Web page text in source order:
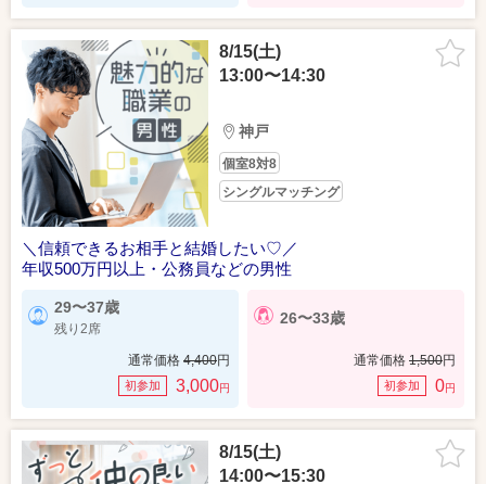
8/15(土)
13:00〜14:30
神戸
個室8対8
シングルマッチング
＼信頼できるお相手と結婚したい♡／
年収500万円以上・公務員などの男性
29〜37歳
残り2席
通常価格 4,400円
初参加 3,000円
26〜33歳
通常価格 1,500円
初参加 0円
8/15(土)
14:00〜15:30